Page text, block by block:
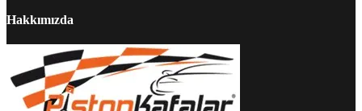
Hakkımızda